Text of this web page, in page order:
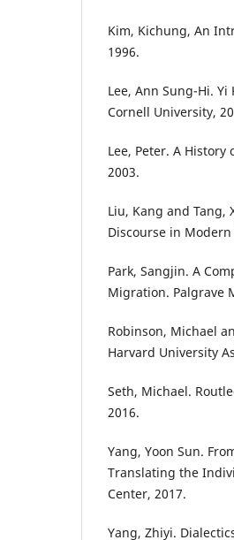
Kim, Kichung, An
1996.
Lee, Ann Sung-Hi.
Cornell University,
Lee, Peter. A
2003.
Liu, Kang and Tang,
Discourse in
Park, Sangjin. A
Migration. Palgrave
Robinson, Michael
Harvard University
Seth, Michael.
2016.
Yang, Yoon Sun.
Translating the
Center, 2017.
Yang, Zhiyi.